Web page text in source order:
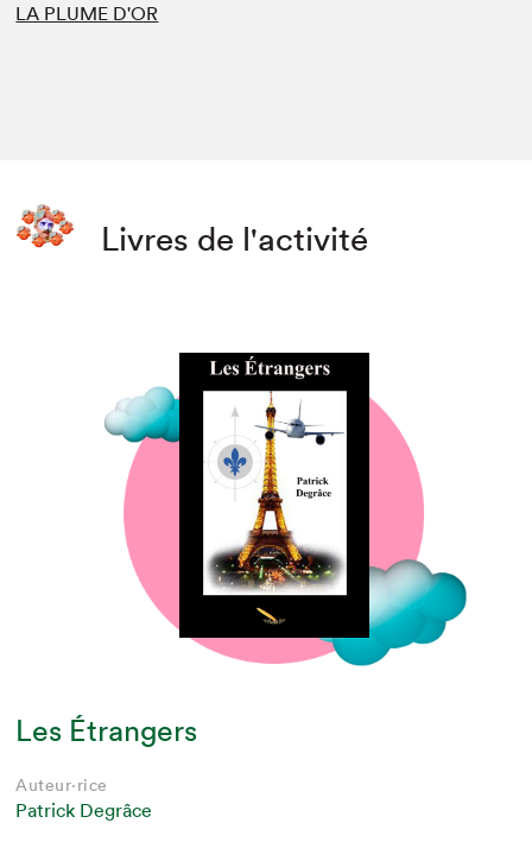
LA PLUME D'OR
Livres de l'activité
Les Étrangers
Auteur·rice
Patrick Degrâce